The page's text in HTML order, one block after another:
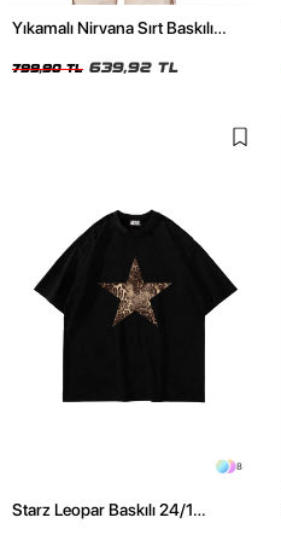
Yıkamalı Nirvana Sırt Baskılı
799,90 TL 639,92 TL
8
Starz Leopar Baskılı 24/1